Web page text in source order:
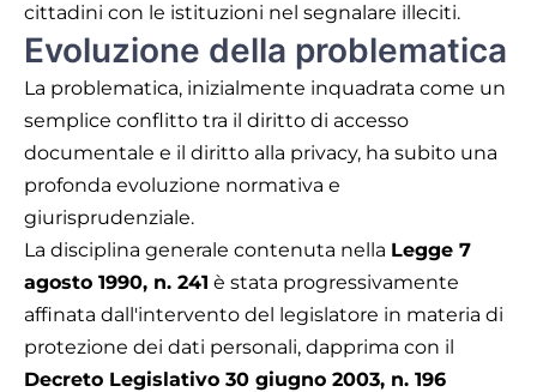
cittadini con le istituzioni nel segnalare illeciti.
Evoluzione della problematica
La problematica, inizialmente inquadrata come un
semplice conflitto tra il diritto di accesso
documentale e il diritto alla privacy, ha subito una
profonda evoluzione normativa e
giurisprudenziale.
La disciplina generale contenuta nella Legge 7
agosto 1990, n. 241 è stata progressivamente
affinata dall'intervento del legislatore in materia di
protezione dei dati personali, dapprima con il
Decreto Legislativo 30 giugno 2003, n. 196